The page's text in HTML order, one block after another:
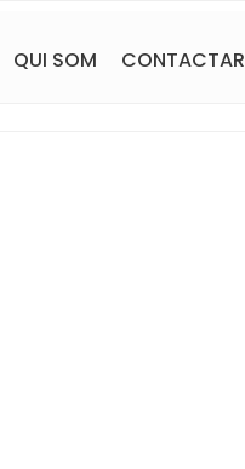
QUI SOM CONTACTAR